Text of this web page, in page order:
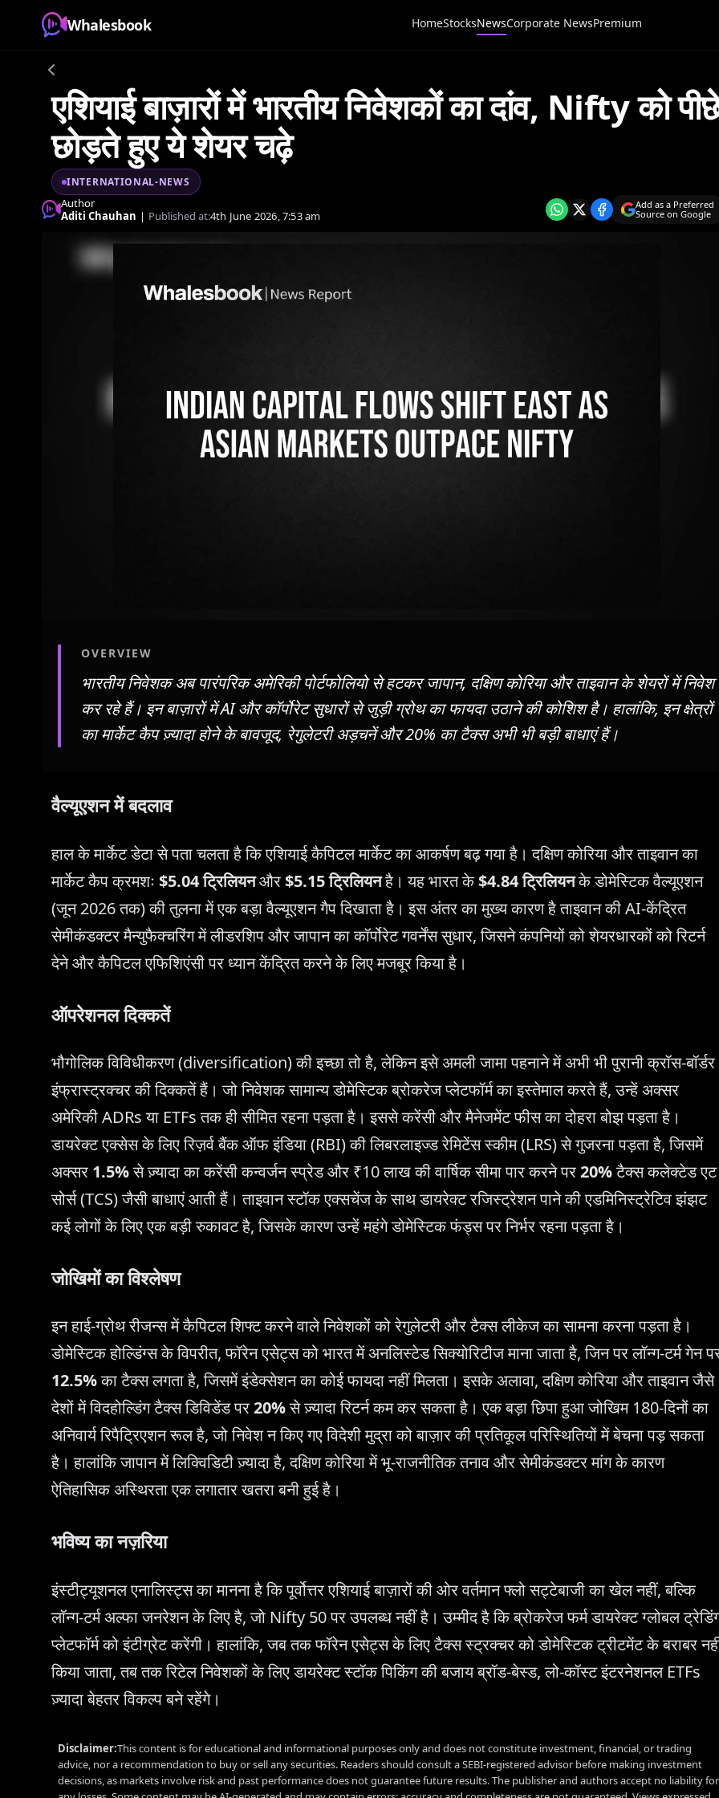
Whalesbook HomeStocksNewsCorporate NewsPremium
एशियाई बाज़ारों में भारतीय निवेशकों का दांव, Nifty को
छोड़ते हुए ये शेयर चढ़े
INTERNATIONAL-NEWS
Author
Aditi Chauhan | Published at:4th June 2026, 7:53 am
Add as a Preferred
Source on Google
OVERVIEW
भारतीय निवेशक अब पारंपरिक अमेरिकी पोर्टफोलियो से हटकर जापान, दक्षिण कोरिया और ताइवान के शेयरों में निवेश
कर रहे हैं। इन बाज़ारों में AI और कॉर्पोरेट सुधारों से जुड़ी ग्रोथ का फायदा उठाने की कोशिश है। हालांकि, इन क्षेत्रों
का मार्केट कैप ज़्यादा होने के बावजूद, रेगुलेटरी अड़चनें और 20% का टैक्स अभी भी बड़ी बाधाएं हैं।
वैल्यूएशन में बदलाव
हाल के मार्केट डेटा से पता चलता है कि एशियाई कैपिटल मार्केट का आकर्षण बढ़ गया है। दक्षिण कोरिया और ताइवान का
मार्केट कैप क्रमशः $5.04 ट्रिलियनऔर$5.15 ट्रिलियनहै। यह भारत के$4.84 ट्रिलियनके डोमेस्टिक वैल्यूएशन
(जून 2026 तक) की तुलना में एक बड़ा वैल्यूएशन गैप दिखाता है। इस अंतर का मुख्य कारण है ताइवान की AI-केंद्रित
सेमीकंडक्टर मैन्युफैक्चरिंग में लीडरशिप और जापान का कॉर्पोरेट गवर्नेंस सुधार, जिसने कंपनियों को शेयरधारकों को रिटर्न
देने और कैपिटल एफिशिएंसी पर ध्यान केंद्रित करने के लिए मजबूर किया है।
ऑपरेशनल दिक्कतें
भौगोलिक विविधीकरण (diversification) की इच्छा तो है, लेकिन इसे अमली जामा पहनाने में अभी भी पुरानी क्रॉस-बॉर्डर
इंफ्रास्ट्रक्चर की दिक्कतें हैं। जो निवेशक सामान्य डोमेस्टिक ब्रोकरेज प्लेटफॉर्म का इस्तेमाल करते हैं, उन्हें अक्सर
अमेरिकी ADRs या ETFs तक ही सीमित रहना पड़ता है। इससे करेंसी और मैनेजमेंट फीस का दोहरा बोझ पड़ता है।
डायरेक्ट एक्सेस के लिए रिज़र्व बैंक ऑफ इंडिया (RBI) की लिबरलाइज्ड रेमिटेंस स्कीम (LRS) से गुजरना पड़ता है, जिसमें
अक्सर 1.5%से ज़्यादा का करेंसी कन्वर्जन स्प्रेड और ₹10 लाख की वार्षिक सीमा पार करने पर20%टैक्स कलेक्टेड एट
सोर्स (TCS) जैसी बाधाएं आती हैं। ताइवान स्टॉक एक्सचेंज के साथ डायरेक्ट रजिस्ट्रेशन पाने की एडमिनिस्ट्रेटिव झंझट
कई लोगों के लिए एक बड़ी रुकावट है, जिसके कारण उन्हें महंगे डोमेस्टिक फंड्स पर निर्भर रहना पड़ता है।
जोखिमों का विश्लेषण
इन हाई-ग्रोथ रीजन्स में कैपिटल शिफ्ट करने वाले निवेशकों को रेगुलेटरी और टैक्स लीकेज का सामना करना पड़ता है।
डोमेस्टिक होल्डिंग्स के विपरीत, फॉरेन एसेट्स को भारत में अनलिस्टेड सिक्योरिटीज माना जाता है, जिन पर लॉन्ग-टर्म गेन
12.5%का टैक्स लगता है, जिसमें इंडेक्सेशन का कोई फायदा नहीं मिलता। इसके अलावा, दक्षिण कोरिया और ताइवान जैसे
देशों में विदहोल्डिंग टैक्स डिविडेंड पर20%से ज़्यादा रिटर्न कम कर सकता है। एक बड़ा छिपा हुआ जोखिम 180-दिनों का
अनिवार्य रिपैट्रिएशन रूल है, जो निवेश न किए गए विदेशी मुद्रा को बाज़ार की प्रतिकूल परिस्थितियों में बेचना पड़ सकता
है। हालांकि जापान में लिक्विडिटी ज़्यादा है, दक्षिण कोरिया में भू-राजनीतिक तनाव और सेमीकंडक्टर मांग के कारण
ऐतिहासिक अस्थिरता एक लगातार खतरा बनी हुई है।
भविष्य का नज़रिया
इंस्टीट्यूशनल एनालिस्ट्स का मानना है कि पूर्वोत्तर एशियाई बाज़ारों की ओर वर्तमान फ्लो सट्टेबाजी का खेल नहीं, बल्कि
लॉन्ग-टर्म अल्फा जनरेशन के लिए है, जो Nifty 50 पर उपलब्ध नहीं है। उम्मीद है कि ब्रोकरेज फर्म डायरेक्ट ग्लोबल
प्लेटफॉर्म को इंटीग्रेट करेंगी। हालांकि, जब तक फॉरेन एसेट्स के लिए टैक्स स्ट्रक्चर को डोमेस्टिक ट्रीटमेंट के बराबर
किया जाता, तब तक रिटेल निवेशकों के लिए डायरेक्ट स्टॉक पिकिंग की बजाय ब्रॉड-बेस्ड, लो-कॉस्ट इंटरनेशनल ETFs
ज़्यादा बेहतर विकल्प बने रहेंगे।
Disclaimer:This content is for educational and informational purposes only and does not constitute investment, financial, or trading
advice, nor a recommendation to buy or sell any securities. Readers should consult a SEBI-registered advisor before making investment
decisions, as markets involve risk and past performance does not guarantee future results. The publisher and authors accept no liability for